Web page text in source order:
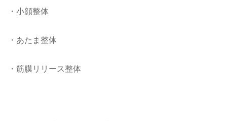
・小顔整体
・あたま整体
・筋膜リリース整体